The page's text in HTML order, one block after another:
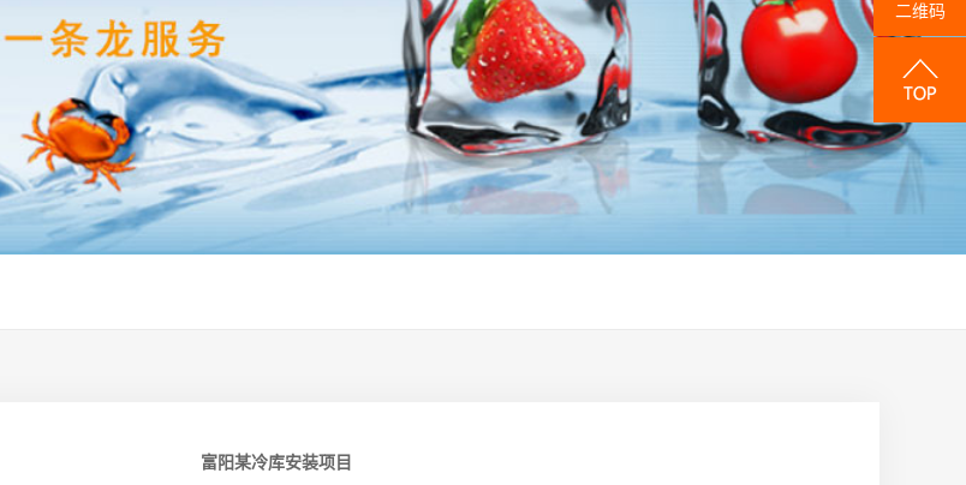
富阳某冷库安装项目
二维码